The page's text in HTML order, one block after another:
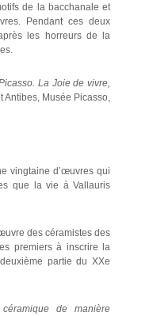
de la bacchanale et
Pendant ces deux
les horreurs de la
La Joie de vivre,
Antibes, Musée Picasso,
vingtaine d’œuvres qui
que la vie à Vallauris
des céramistes des
premiers à inscrire la
partie du XXe
de manière